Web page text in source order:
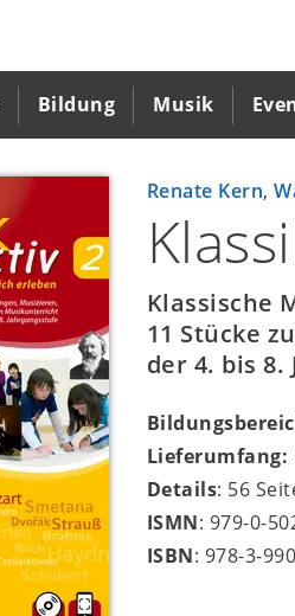
Bildung Musik
Renate Kern,
Klassische
11 Stücke
der 4. bis 8.
Lieferumfang:
Details: 56
ISMN: 979-0-
ISBN: 978-3-